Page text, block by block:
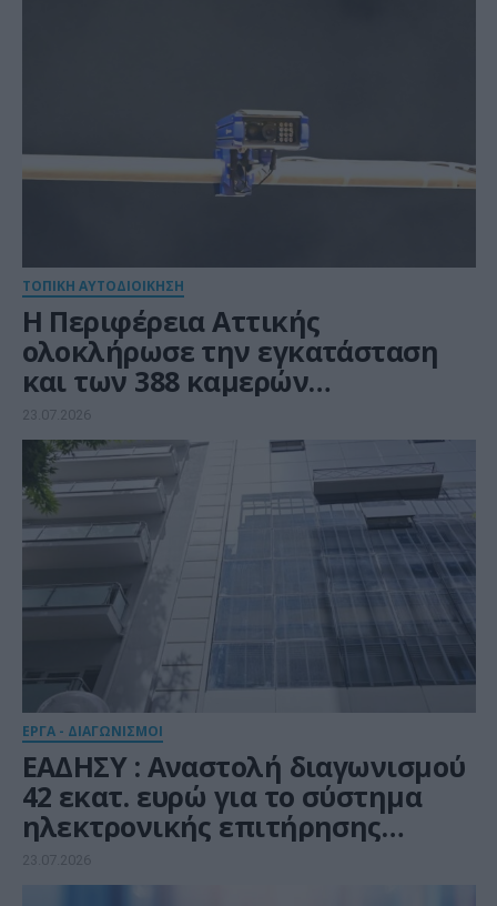
ΤΟΠΙΚΗ ΑΥΤΟΔΙΟΙΚΗΣΗ
Η Περιφέρεια Αττικής
ολοκλήρωσε την εγκατάσταση
και των 388 καμερών
παραβίασης ερυθρού
σηματοδότη
23.07.2026
ΕΡΓΑ - ΔΙΑΓΩΝΙΣΜΟΙ
ΕΑΔΗΣΥ : Αναστολή διαγωνισμού
42 εκατ. ευρώ για το σύστημα
ηλεκτρονικής επιτήρησης
συνόρων
23.07.2026